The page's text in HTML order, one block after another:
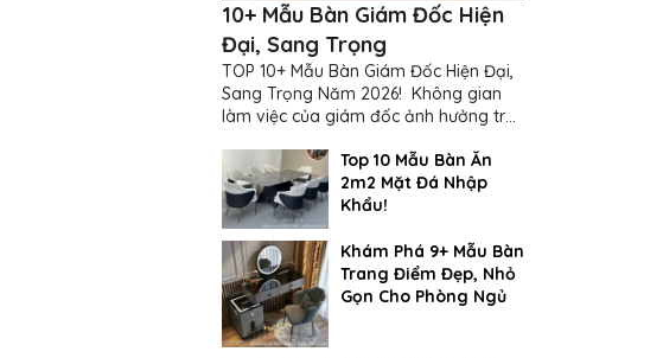
10+ Mẫu Bàn Giám Đốc Hiện
Đại, Sang Trọng
TOP 10+ Mẫu Bàn Giám Đốc Hiện Đại,
Sang Trọng Năm 2026! Không gian
làm việc của giám đốc ảnh hưởng trực
Top 10 Mẫu Bàn Ăn
2m2 Mặt Đá Nhập
Khẩu!
Khám Phá 9+ Mẫu Bàn
Trang Điểm Đẹp, Nhỏ
Gọn Cho Phòng Ngủ